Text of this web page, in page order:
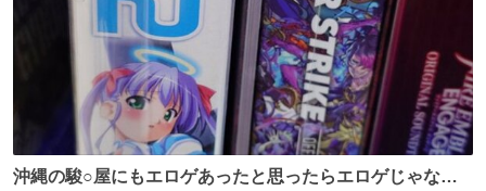
沖縄の駿○屋にもエロゲあったと思ったらエロゲじゃなか